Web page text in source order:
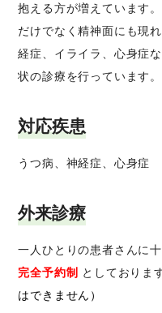
抱える方が増えています
だけでなく精神面にも現
経症、イライラ、心身症
状の診療を行っています
対応疾患
うつ病、神経症、心身症
外来診療
一人ひとりの患者さんに
完全予約制
としておりま
はできません）